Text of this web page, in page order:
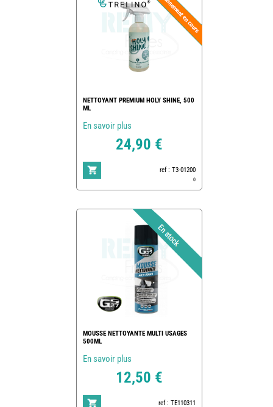
NETTOYANT PREMIUM HOLY SHINE, 500
ML
En savoir plus
24,90 €
ref : T3-01200
0
MOUSSE NETTOYANTE MULTI USAGES
500ML
En savoir plus
12,50 €
ref : TE110311